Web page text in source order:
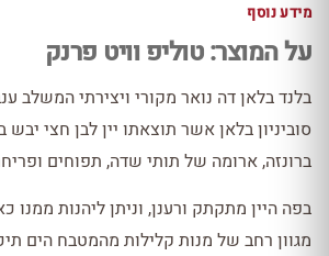
מידע נוסף
על המוצר: טוליפ וויט פרנק
בלנד בלאן דה נואר מקורי ויצירתי המשלב
סוביניון בלאן אשר תוצאתו יין לבן חצי
ברונזה, ארומה של תותי שדה, תפוחים
בפה היין מתקתק ורענן, וניתן ליהנות ממנו
מגוון רחב של מנות קלילות מהמטבח הים